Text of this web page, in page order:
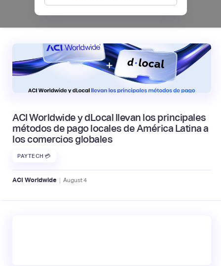
August6
ACI Worldwide y dLocal llevan los principales
métodos de pago locales de América Latina a
los comercios globales
PAYTECH 💳
ACI Worldwide | August4